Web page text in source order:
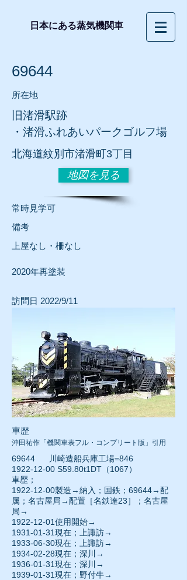
日本にある蒸気機関車
69644
所在地
旧渚滑駅跡
・渚滑ふれあいパークゴルフ場
北海道紋別市渚滑町3丁目
地図を見る
常時見学可
​備考
​上屋なし・柵なし
2020年再塗装
訪問日 2022/9/11
車歴
沖田祐作「機関車表フル・コンプリート版」引用
69644 川崎造船兵庫工場=846
1922-12-00 S59.80t1DT（1067）
車歴；
1922-12-00製造→納入；国鉄；69644→配
属；名古屋局→配置［名鉄達23］；名古屋
局→
1922-12-01使用開始→
1931-01-31現在；上諏訪→
1933-06-30現在；上諏訪→
1934-02-28現在；深川→
1936-01-31現在；深川→
1939-01-31現在；野付牛→